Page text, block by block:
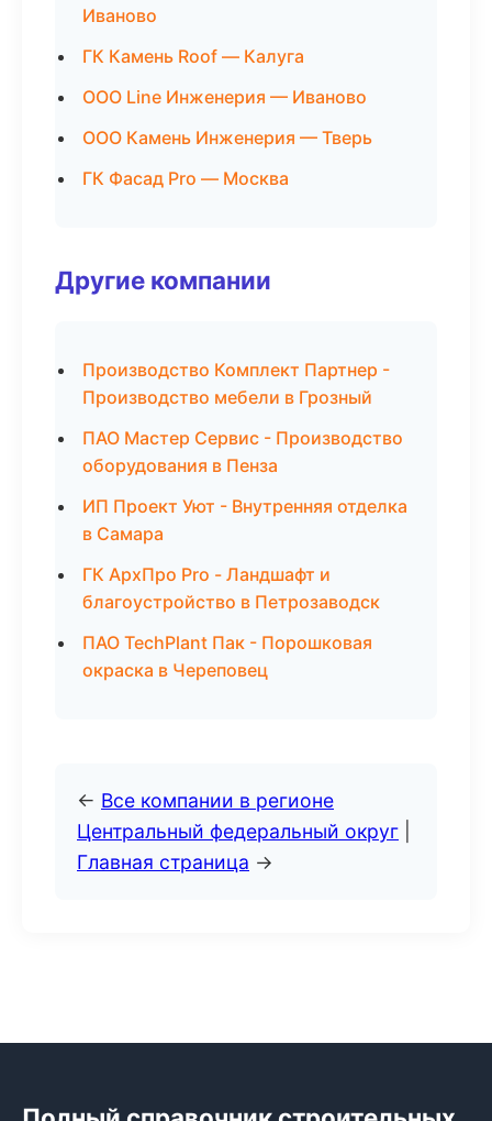
Иваново
ГК Камень Roof — Калуга
ООО Line Инженерия — Иваново
ООО Камень Инженерия — Тверь
ГК Фасад Pro — Москва
Другие компании
Производство Комплект Партнер -
Производство мебели в Грозный
ПАО Мастер Сервис - Производство
оборудования в Пенза
ИП Проект Уют - Внутренняя отделка
в Самара
ГК АрхПро Pro - Ландшафт и
благоустройство в Петрозаводск
ПАО TechPlant Пак - Порошковая
окраска в Череповец
← Все компании в регионе
Центральный федеральный округ
Главная страница →